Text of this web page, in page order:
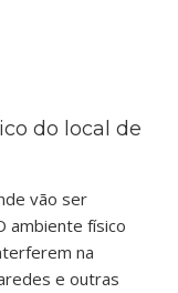
do local de
vão ser
ambiente físico
na
e outras